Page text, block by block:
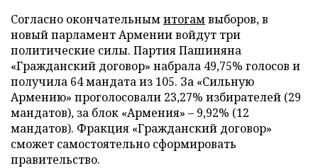
Согласно окончательнымитогамвыборов, в
новый парламент Армении войдут три
политические силы. Партия Пашиняна
«Гражданский договор» набрала 49,75% голосов и
получила 64 мандата из 105. За «Сильную
Армению» проголосовали 23,27% избирателей (29
мандатов), за блок «Армения» – 9,92% (12
мандатов). Фракция «Гражданский договор»
сможет самостоятельно сформировать
правительство.